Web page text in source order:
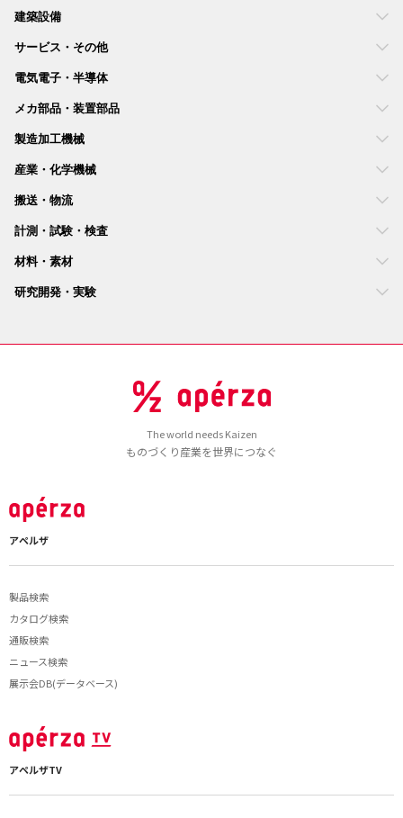
建築設備
サービス・その他
電気電子・半導体
メカ部品・装置部品
製造加工機械
産業・化学機械
搬送・物流
計測・試験・検査
材料・素材
研究開発・実験
The world needs Kaizen
ものづくり産業を世界につなぐ
アペルザ
製品検索
カタログ検索
通販検索
ニュース検索
展示会DB(データベース)
アペルザTV